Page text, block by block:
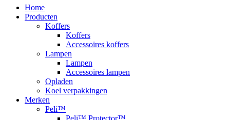
Home
Producten
Koffers
Koffers
Accessoires koffers
Lampen
Lampen
Accessoires lampen
Opladen
Koel verpakkingen
Merken
Peli™
Peli™ Protector™